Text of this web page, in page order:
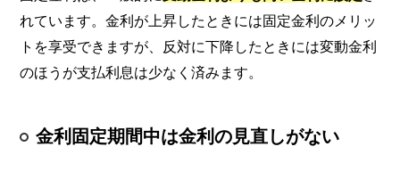
れています。金利が上昇したときには固定金利のメリッ
トを享受できますが、反対に下降したときには変動金利
のほうが支払利息は少なく済みます。
金利固定期間中は金利の見直しがない